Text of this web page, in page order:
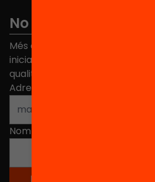
No et perdis res
Més de 40.000 persones ja han
iniciatives, propostes i
qualitat de l'educació a
Adreça electrònica
Nom